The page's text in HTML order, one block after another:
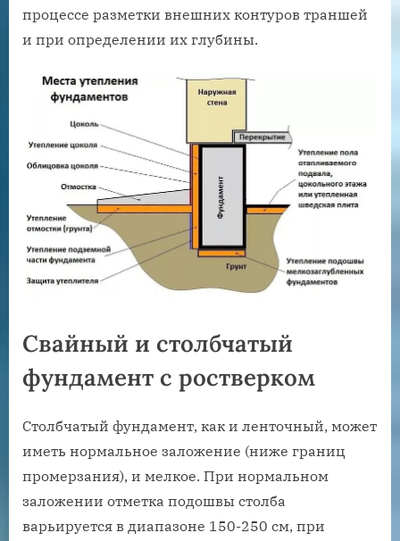
процессе разметки внешних контуров траншей
и при определении их глубины.
Свайный и столбчатый
фундамент с ростверком
Столбчатый фундамент, как и ленточный, может
иметь нормальное заложение (ниже границ
промерзания), и мелкое. При нормальном
заложении отметка подошвы столба
варьируется в диапазоне 150-250 см, при